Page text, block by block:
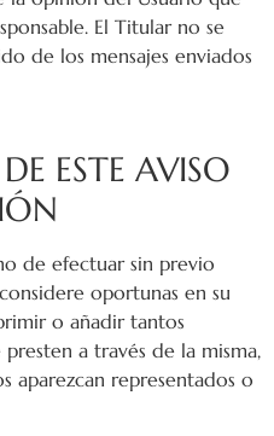
El Titular no se
de los mensajes enviados
ESTE AVISO
de efectuar sin previo
oportunas en su
o añadir tantos
a través de la misma,
aparezcan representados o